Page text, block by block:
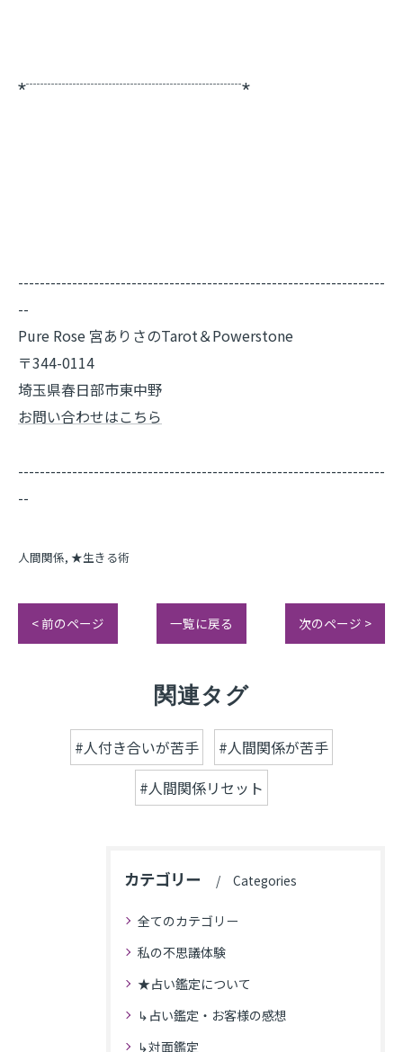
⋆┈┈┈┈┈┈┈┈┈┈┈┈┈┈┈⋆
--------------------------------------------------------------------
--
Pure Rose 宮ありさのTarot＆Powerstone
〒344-0114
埼玉県春日部市東中野
お問い合わせはこちら
--------------------------------------------------------------------
--
人間関係 ★生きる術
< 前のページ 一覧に戻る 次のページ >
関連タグ
#人付き合いが苦手
#人間関係が苦手
#人間関係リセット
カテゴリー Categories
全てのカテゴリー
私の不思議体験
★占い鑑定について
↳占い鑑定・お客様の感想
↳対面鑑定